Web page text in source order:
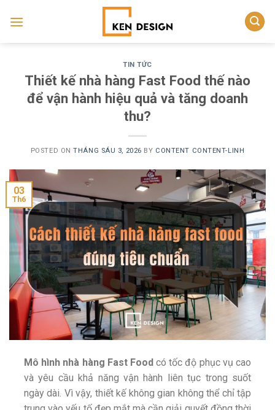
TIN TỨC
Thiết kế nhà hàng Fast Food thế nào
để vận hành hiệu quả và tăng doanh
thu?
POSTED ONTHÁNG SÁU 3, 2026 BY CONTENT CONTENT-LINH
03
Th6
Mô hình nhà hàng Fast Food có tốc độ phục vụ cao
và yêu cầu khả năng vận hành liên tục trong suốt
ngày dài. Vì vậy, thiết kế không gian không thể chỉ tập